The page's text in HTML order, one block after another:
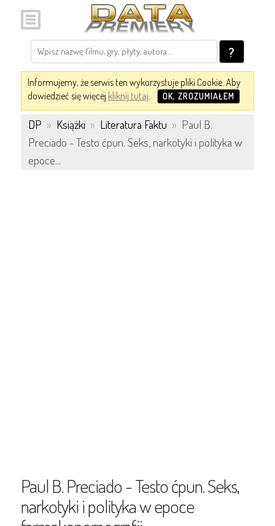
?
Informujemy, że serwis ten wykorzystuje pliki Cookie. Aby
dowiedzieć się więcej kliknij tutaj. OK, ZROZUMIAŁEM
DP » Książki » Literatura Faktu » Paul B.
Preciado - Testo ćpun. Seks, narkotyki i polityka w
epoce...
Paul B. Preciado - Testo ćpun. Seks,
narkotyki i polityka w epoce